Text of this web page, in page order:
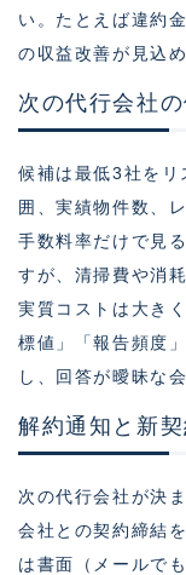
い。たとえば違約
の収益改善が見込
次の代行会社
候補は最低3社をリ
囲、実績物件数、
手数料率だけで見
すが、清掃費や消
実質コストは大き
標値」「報告頻度
し、回答が曖昧な
解約通知と新
次の代行会社が決
会社との契約締結
は書面（メールで